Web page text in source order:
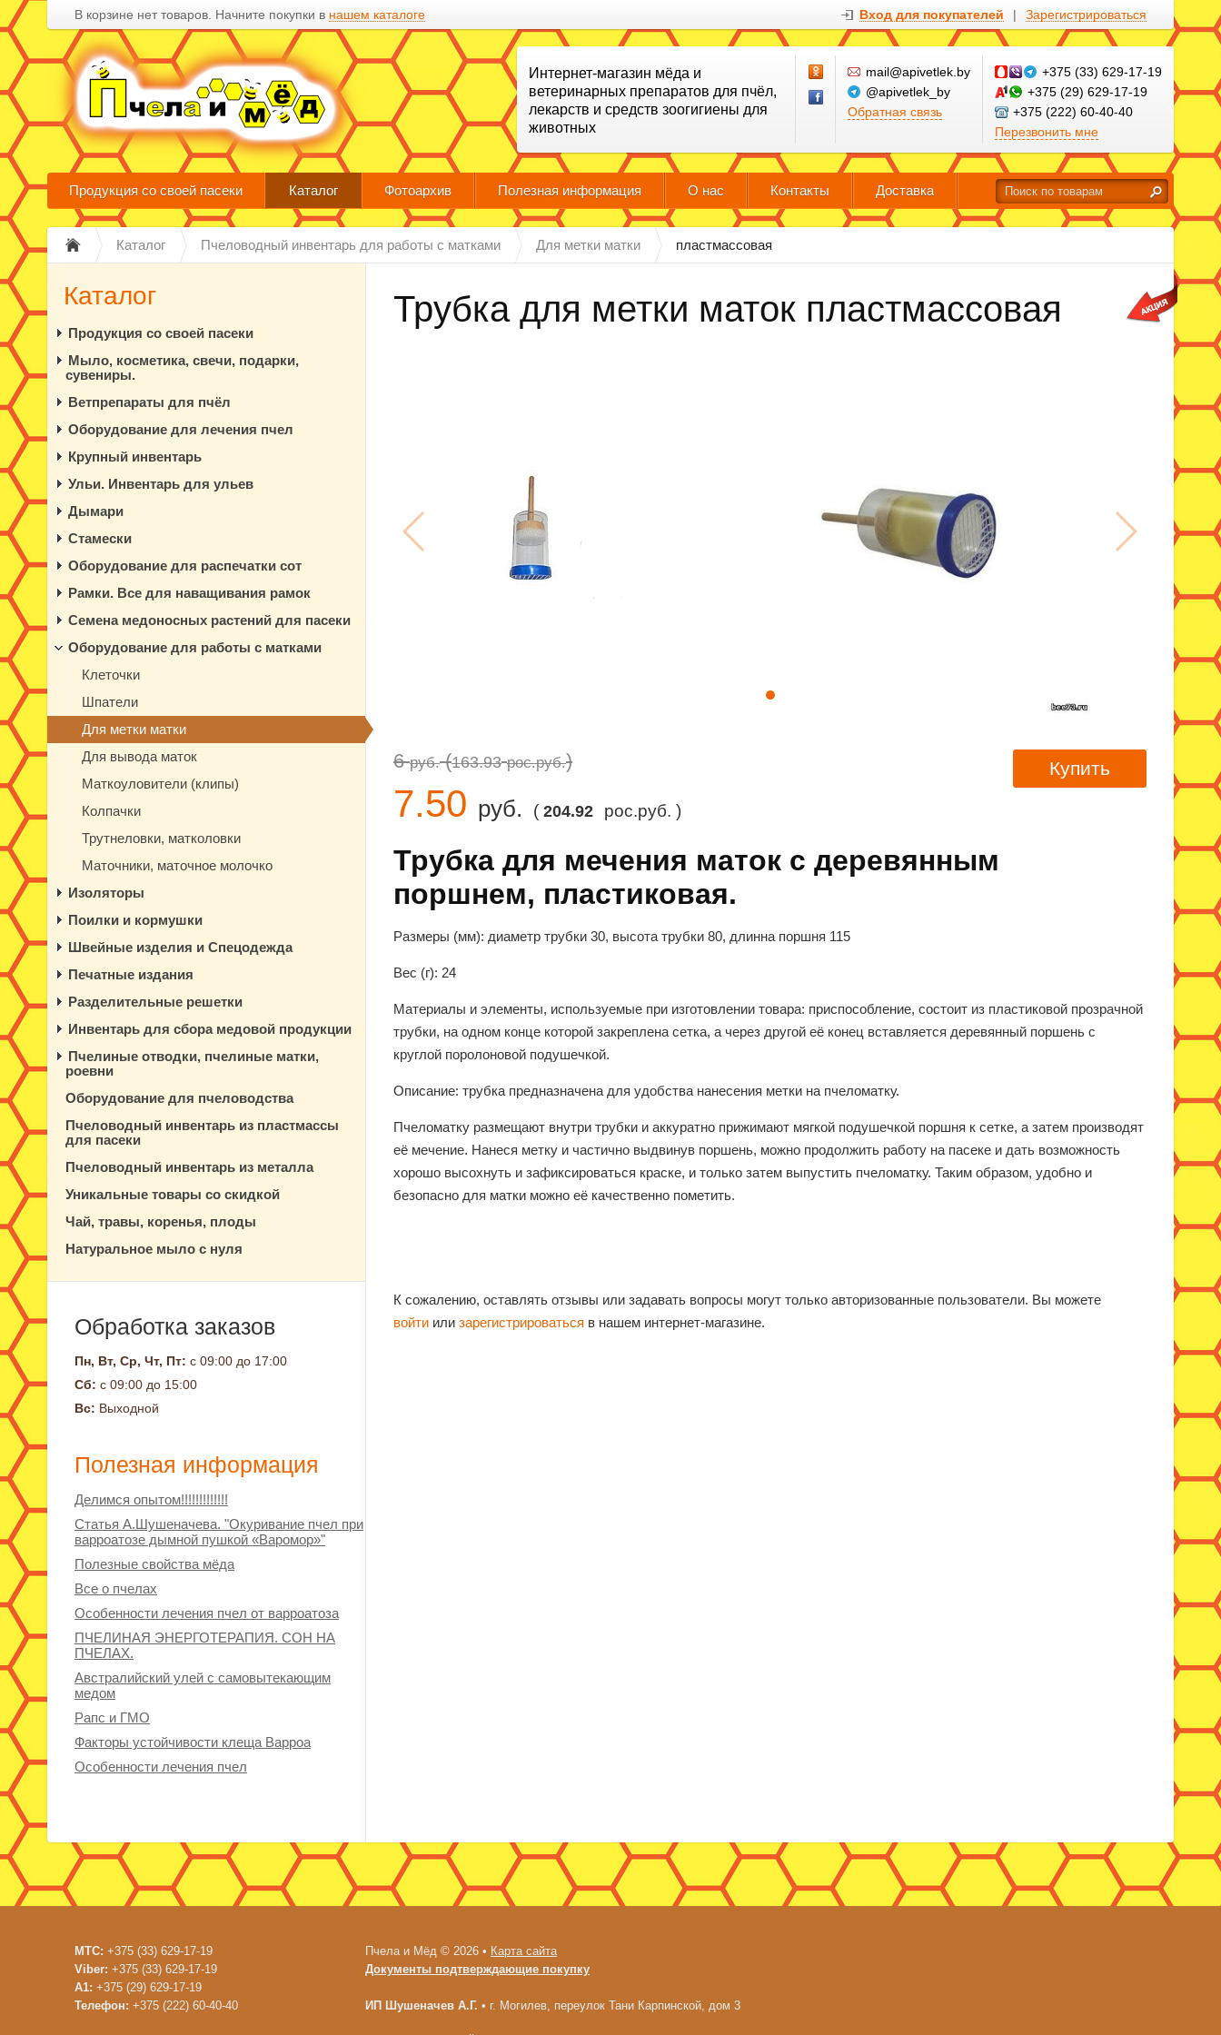
В корзине нет товаров. Начните покупки в нашем каталоге Вход для покупателей | Зарегистрироваться
Интернет-магазин мёда и
ветеринарных препаратов для пчёл,
лекарств и средств зоогигиены для
животных
mail@apivetlek.by
@apivetlek_by
Обратная связь
+375 (33) 629-17-19
+375 (29) 629-17-19
+375 (222) 60-40-40
Перезвонить мне
Продукция со своей пасеки Каталог Фотоархив Полезная информация О нас Контакты Доставка
Каталог Пчеловодный инвентарь для работы с матками Для метки матки пластмассовая
Трубка для метки маток пластмассовая
6руб.(163.93 рос.руб.)
7.50 руб. ( 204.92 рос.руб. )
Купить
Трубка для мечения маток с деревянным
поршнем, пластиковая.
Размеры (мм): диаметр трубки 30, высота трубки 80, длинна поршня 115
Вес (г): 24
Материалы и элементы, используемые при изготовлении товара: приспособление, состоит из пластиковой прозрачной
трубки, на одном конце которой закреплена сетка, а через другой её конец вставляется деревянный поршень с
круглой поролоновой подушечкой.
Описание: трубка предназначена для удобства нанесения метки на пчеломатку.
Пчеломатку размещают внутри трубки и аккуратно прижимают мягкой подушечкой поршня к сетке, а затем производят
её мечение. Нанеся метку и частично выдвинув поршень, можно продолжить работу на пасеке и дать возможность
хорошо высохнуть и зафиксироваться краске, и только затем выпустить пчеломатку. Таким образом, удобно и
безопасно для матки можно её качественно пометить.
К сожалению, оставлять отзывы или задавать вопросы могут только авторизованные пользователи. Вы можете
войти или зарегистрироваться в нашем интернет-магазине.
Каталог
Продукция со своей пасеки
Мыло, косметика, свечи, подарки,
сувениры.
Ветпрепараты для пчёл
Оборудование для лечения пчел
Крупный инвентарь
Ульи. Инвентарь для ульев
Дымари
Стамески
Оборудование для распечатки сот
Рамки. Все для наващивания рамок
Семена медоносных растений для пасеки
Оборудование для работы с матками
Клеточки
Шпатели
Для метки матки
Для вывода маток
Маткоуловители (клипы)
Колпачки
Трутнеловки, матколовки
Маточники, маточное молочко
Изоляторы
Поилки и кормушки
Швейные изделия и Спецодежда
Печатные издания
Разделительные решетки
Инвентарь для сбора медовой продукции
Пчелиные отводки, пчелиные матки,
роевни
Оборудование для пчеловодства
Пчеловодный инвентарь из пластмассы
для пасеки
Пчеловодный инвентарь из металла
Уникальные товары со скидкой
Чай, травы, коренья, плоды
Натуральное мыло с нуля
Обработка заказов
Пн, Вт, Ср, Чт, Пт: с 09:00 до 17:00
Сб: с 09:00 до 15:00
Вс: Выходной
Полезная информация
Делимся опытом!!!!!!!!!!!!!
Статья А.Шушеначева. "Окуривание пчел при
варроатозе дымной пушкой «Варомор»"
Полезные свойства мёда
Все о пчелах
Особенности лечения пчел от варроатоза
ПЧЕЛИНАЯ ЭНЕРГОТЕРАПИЯ. СОН НА
ПЧЕЛАХ.
Австралийский улей с самовытекающим
медом
Рапс и ГМО
Факторы устойчивости клеща Варроа
Особенности лечения пчел
МТС: +375 (33) 629-17-19
Viber: +375 (33) 629-17-19
A1: +375 (29) 629-17-19
Телефон: +375 (222) 60-40-40
Пчела и Мёд © 2026 • Карта сайта
Документы подтверждающие покупку
ИП Шушеначев А.Г. • г. Могилев, переулок Тани Карпинской, дом 3